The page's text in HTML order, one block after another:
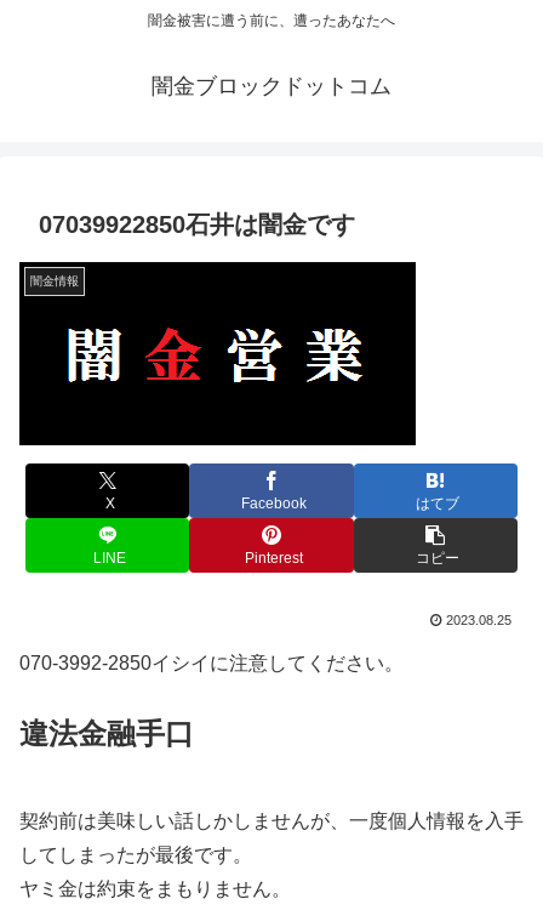
闇金被害に遭う前に、遭ったあなたへ
闇金ブロックドットコム
07039922850石井は闇金です
闇金情報
X Facebook はてブ
LINE Pinterest コピー
2023.08.25
070-3992-2850イシイに注意してください。
違法金融手口
契約前は美味しい話しかしませんが、一度個人情報を入手
してしまったが最後です。
ヤミ金は約束をまもりません。